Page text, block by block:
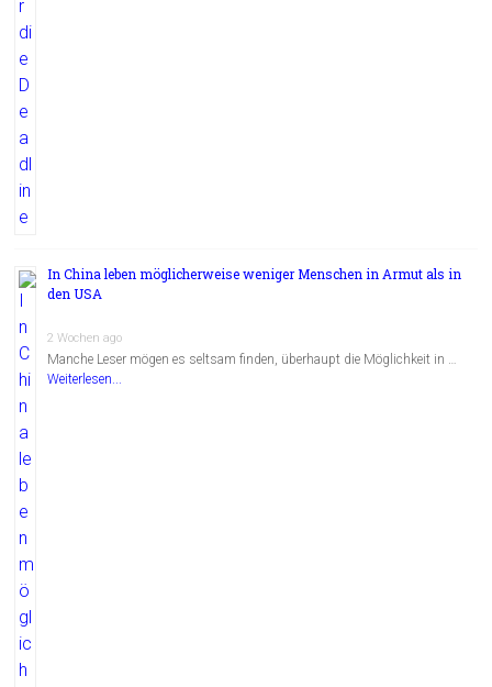
In China leben möglicherweise weniger Menschen in Armut als in
den USA
2 Wochen ago
Manche Leser mögen es seltsam finden, überhaupt die Möglichkeit in …
Weiterlesen...